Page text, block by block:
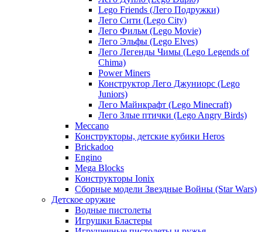
Lego Friends (Лего Подружки)
Лего Сити (Lego City)
Лего Фильм (Lego Movie)
Лего Эльфы (Lego Elves)
Лего Легенды Чимы (Lego Legends of
Chima)
Power Miners
Конструктор Лего Джуниорс (Lego
Juniors)
Лего Майнкрафт (Lego Minecraft)
Лего Злые птички (Lego Angry Birds)
Meccano
Конструкторы, детские кубики Heros
Brickadoo
Engino
Mega Blocks
Конструкторы Ionix
Сборные модели Звездные Войны (Star Wars)
Детское оружие
Водные пистолеты
Игрушки Бластеры